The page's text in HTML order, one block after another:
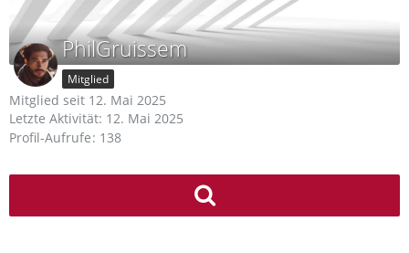
PhilGruissem
Mitglied
Mitglied seit 12. Mai 2025
Letzte Aktivität: 12. Mai 2025
Profil-Aufrufe 138